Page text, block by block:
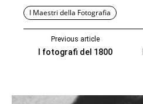
I Maestri della Fotografia
Previous article
I fotografi del 1800